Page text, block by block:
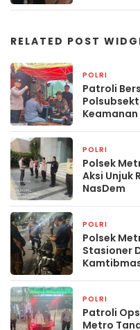
RELATED POST
POLRI
Patroli
POLRI
Polsek
Aksi Unjuk
NasDem
POLRI
Polsek
Stasioner
POLRI
Patroli
Metro